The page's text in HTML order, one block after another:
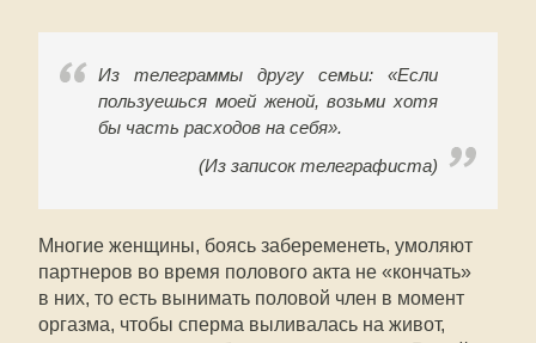
Из телеграммы другу семьи: «Если
пользуешься моей женой, возьми хотя
бы часть расходов на себя».
(Из записок телеграфиста)
Многие женщины, боясь забеременеть, умоляют
партнеров во время полового акта не «кончать»
в них, то есть вынимать половой член в момент
оргазма, чтобы сперма выливалась на живот,